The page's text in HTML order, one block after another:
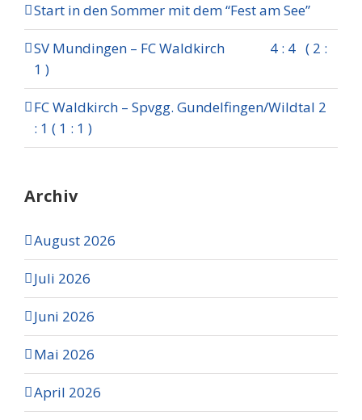
Start in den Sommer mit dem “Fest am See”
SV Mundingen – FC Waldkirch 4 : 4 ( 2 :
1 )
FC Waldkirch – Spvgg. Gundelfingen/Wildtal 2
: 1 ( 1 : 1 )
Archiv
August 2026
Juli 2026
Juni 2026
Mai 2026
April 2026